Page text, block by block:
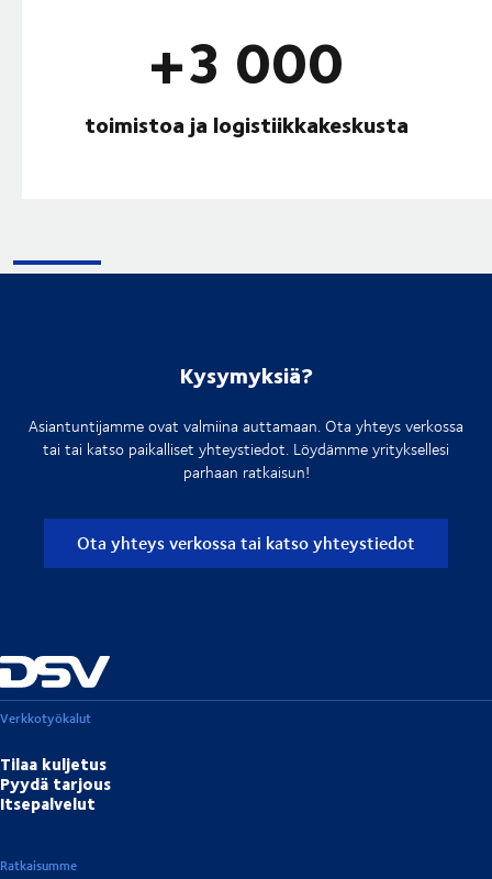
+3 000
toimistoa ja logistiikkakeskusta
Kysymyksiä?
Asiantuntijamme ovat valmiina auttamaan. Ota yhteys verkossa
tai tai katso paikalliset yhteystiedot. Löydämme yrityksellesi
parhaan ratkaisun!
Ota yhteys verkossa tai katso yhteystiedot
Verkkotyökalut
Tilaa kuljetus
Pyydä tarjous
Itsepalvelut
Ratkaisumme